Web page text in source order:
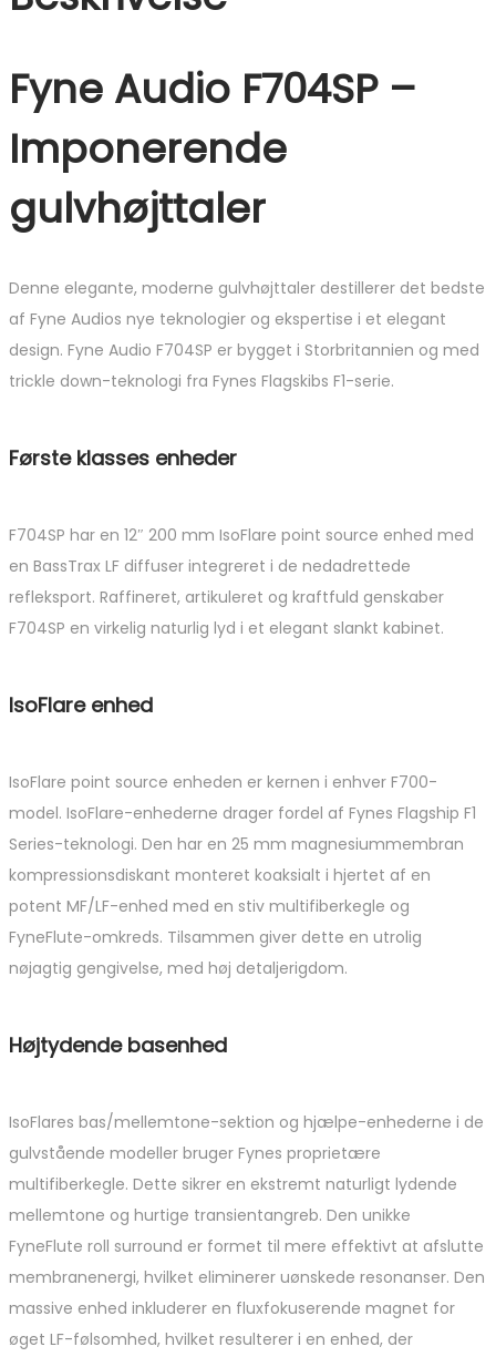
Fyne Audio F704SP –
Imponerende
gulvhøjttaler
Denne elegante, moderne gulvhøjttaler destillerer det bedste
af Fyne Audios nye teknologier og ekspertise i et elegant
design. Fyne Audio F704SP er bygget i Storbritannien og med
trickle down-teknologi fra Fynes Flagskibs F1-serie.
Første klasses enheder
F704SP har en 12″ 200 mm IsoFlare point source enhed med
en BassTrax LF diffuser integreret i de nedadrettede
refleksport. Raffineret, artikuleret og kraftfuld genskaber
F704SP en virkelig naturlig lyd i et elegant slankt kabinet.
IsoFlare enhed
IsoFlare point source enheden er kernen i enhver F700-
model. IsoFlare-enhederne drager fordel af Fynes Flagship F1
Series-teknologi. Den har en 25 mm magnesiummembran
kompressionsdiskant monteret koaksialt i hjertet af en
potent MF/LF-enhed med en stiv multifiberkegle og
FyneFlute-omkreds. Tilsammen giver dette en utrolig
nøjagtig gengivelse, med høj detaljerigdom.
Højtydende basenhed
IsoFlares bas/mellemtone-sektion og hjælpe-enhederne i de
gulvstående modeller bruger Fynes proprietære
multifiberkegle. Dette sikrer en ekstremt naturligt lydende
mellemtone og hurtige transientangreb. Den unikke
FyneFlute roll surround er formet til mere effektivt at afslutte
membranenergi, hvilket eliminerer uønskede resonanser. Den
massive enhed inkluderer en fluxfokuserende magnet for
øget LF-følsomhed, hvilket resulterer i en enhed, der